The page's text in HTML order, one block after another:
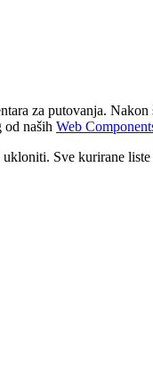
za putovanja.
naših Web
Sve kurirane